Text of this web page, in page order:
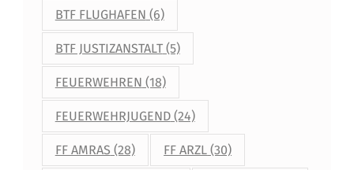
BTF FLUGHAFEN (6)
BTF JUSTIZANSTALT(5)
FEUERWEHREN (18)
FEUERWEHRJUGEND(24)
FF AMRAS (28) FF ARZL (30)